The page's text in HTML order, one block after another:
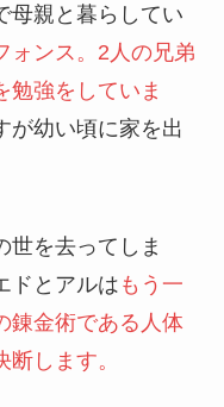
母親と暮らしてい
ォンス。2人の兄弟
勉強をしていま
が幼い頃に家を出
世を去ってしま
ドとアルは もう一
錬金術である人体
します。